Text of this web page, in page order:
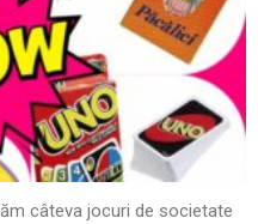
câteva jocuri de societate